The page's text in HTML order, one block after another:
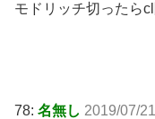
モドリッチ切ったら
78: 名無し 2019/07/